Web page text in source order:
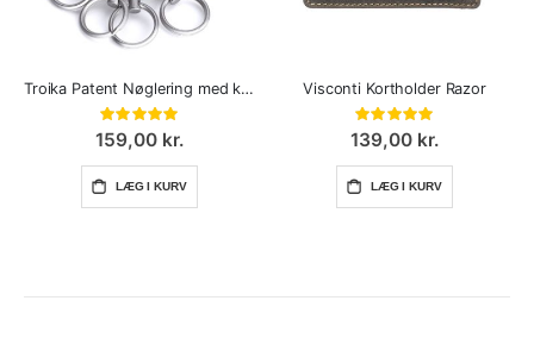
Troika Patent Nøglering med karabinhage
Bedømmelse:
100%
159,00 kr.
LÆG I KURV
Visconti Kortholder Razor
Bedømmelse:
100%
139,00 kr.
LÆG I KURV